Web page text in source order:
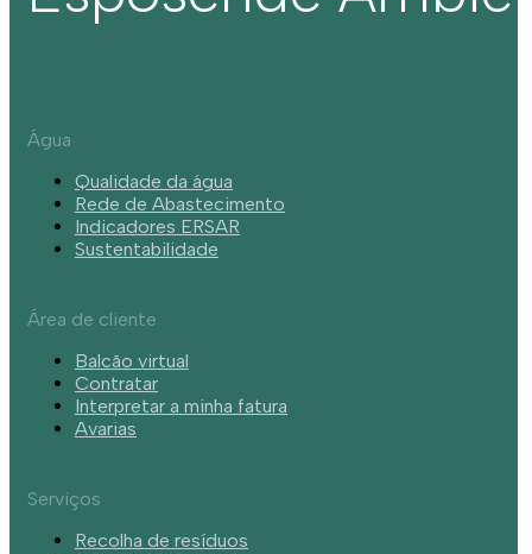
Água
Qualidade da água
Rede de Abastecimento
Indicadores ERSAR
Sustentabilidade
Área de cliente
Balcão virtual
Contratar
Interpretar a minha fatura
Avarias
Serviços
Recolha de resíduos